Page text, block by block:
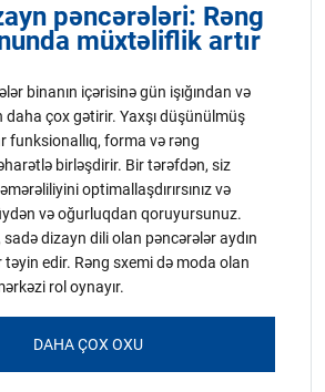
pəncərələri: Rəng
müxtəliflik artır
binanın içərisinə gün işığından və
çox gətirir. Yaxşı düşünülmüş
funksionallıq, forma və rəng
birləşdirir. Bir tərəfdən, siz
optimallaşdırırsınız və
və oğurluqdan qoruyursunuz.
dizayn dili olan pəncərələr aydın
edir. Rəng sxemi də moda olan
rol oynayır.
DAHA ÇOX OXU